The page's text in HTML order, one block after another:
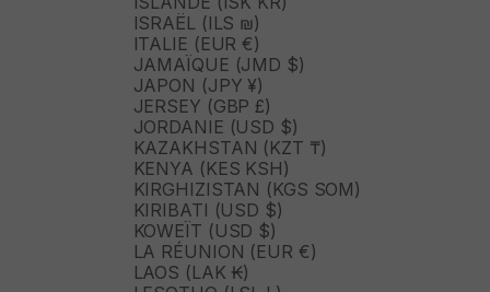
ISRAËL (ILS ₪)
ITALIE (EUR €)
JAMAÏQUE (JMD $)
JAPON (JPY ¥)
JERSEY (GBP £)
JORDANIE (USD $)
KAZAKHSTAN (KZT ₸)
KENYA (KES KSH)
KIRGHIZISTAN (KGS SOM)
KIRIBATI (USD $)
KOWEÏT (USD $)
LA RÉUNION (EUR €)
LAOS (LAK ₭)